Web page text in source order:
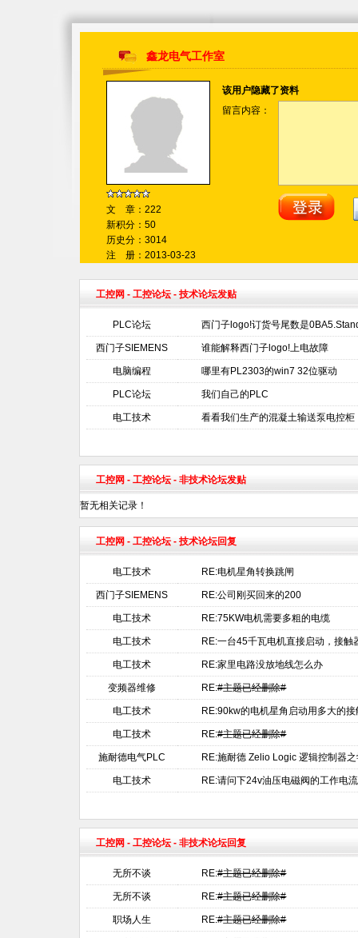
鑫龙电气工作室
文 章：222
新积分：50
历史分：3014
注 册：2013-03-23
该用户隐藏了资料
留言内容：
工控网 - 工控论坛- 技术论坛发贴
PLC论坛 西门子logo!订货号尾数是
西门子SIEMENS 谁能解释西门子logo!上电故障
电脑编程 哪里有PL2303的win7 32位驱动
PLC论坛 我们自己的PLC
电工技术 看看我们生产的混凝土输送泵电控柜
工控网 - 工控论坛- 非技术论坛发贴
暂无相关记录！
工控网 - 工控论坛- 技术论坛回复
电工技术 RE:电机星角转换跳闸
西门子SIEMENS RE:公司刚买回来的200
电工技术 RE:75KW电机需要多粗的电缆
电工技术 RE:一台45千瓦电机直接启动，接触
电工技术 RE:家里电路没放地线怎么办
变频器维修 RE:#主题已经删除#
电工技术 RE:90kw的电机星角启动用多大的接
电工技术 RE:#主题已经删除#
施耐德电气PLC RE:施耐德 Zelio Logic 逻辑控制器
电工技术 RE:请问下24v油压电磁阀的工作电
工控网 - 工控论坛- 非技术论坛回复
无所不谈 RE:#主题已经删除#
无所不谈 RE:#主题已经删除#
职场人生 RE:#主题已经删除#